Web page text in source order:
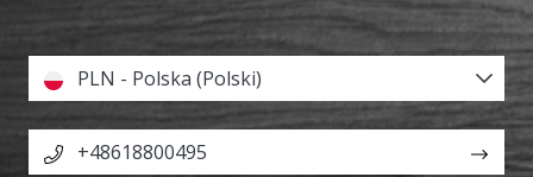
PLN - Polska (Polski)
+48618800495